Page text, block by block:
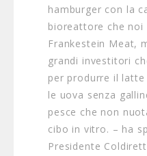
hamburger con la
bioreattore che
Frankestein Meat,
grandi investitori
per produrre il
le uova senza
pesce che non
cibo in vitro. – ha
Presidente